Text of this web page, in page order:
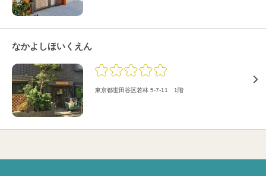
なかよしほいくえん
東京都世田谷区若林 5-7-11 1階